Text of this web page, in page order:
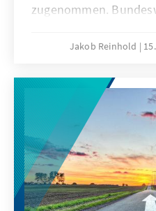
zugenommen.
einer Gewalttat in
Antisemitismus im
diskutiert. Zum
und zur Sicherung
sind bessere
gleichzeitig die
stärken.
Jakob Reinhold